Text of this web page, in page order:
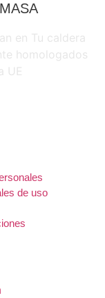
en Tu caldera
homologados
UE
de uso